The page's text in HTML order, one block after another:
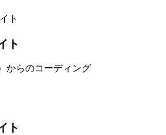
ト
からのコーディング
ト